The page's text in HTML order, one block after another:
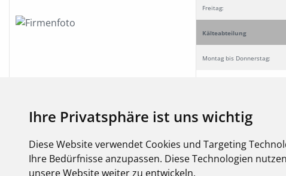
Ihre Privatsphäre ist uns wichtig
Diese Website verwendet Cookies und Targeting
Ihre Bedürfnisse anzupassen. Diese Technologien
unsere Website weiter zu entwickeln.
Freitag:
Kälteabteilung
Montag bis Donnerstag:
Freitag: